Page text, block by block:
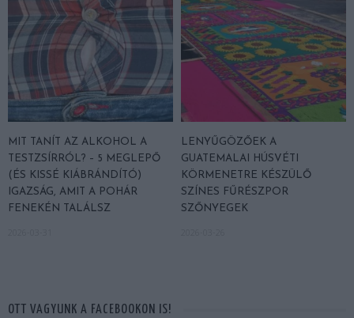
MIT TANÍT AZ ALKOHOL A
TESTZSÍRRÓL? – 5 MEGLEPŐ
(ÉS KISSÉ KIÁBRÁNDÍTÓ)
IGAZSÁG, AMIT A POHÁR
FENEKÉN TALÁLSZ
LENYŰGÖZŐEK A
GUATEMALAI HÚSVÉTI
KÖRMENETRE KÉSZÜLŐ
SZÍNES FŰRÉSZPOR
SZŐNYEGEK
OTT VAGYUNK A FACEBOOKON IS!